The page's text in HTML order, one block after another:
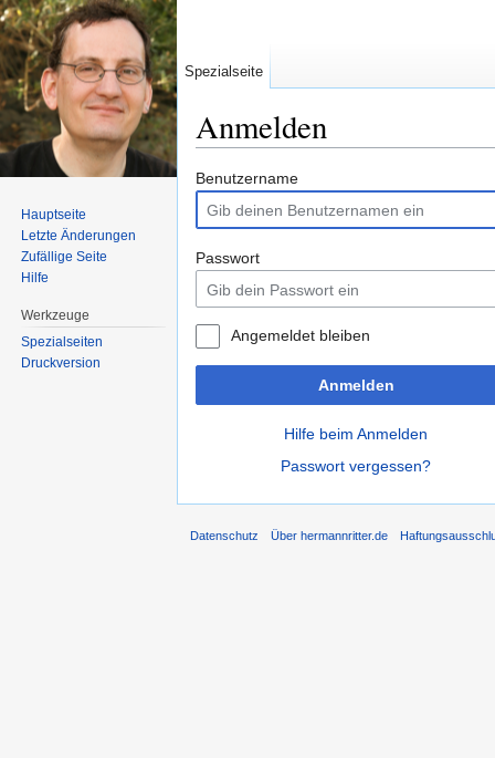
Anmelden
Benutzername
Passwort
Angemeldet bleiben
Anmelden
Hilfe beim Anmelden
Passwort vergessen?
Spezialseite
Hauptseite
Letzte Änderungen
Zufällige Seite
Hilfe
Werkzeuge
Spezialseiten
Druckversion
Datenschutz Über hermannritter.de